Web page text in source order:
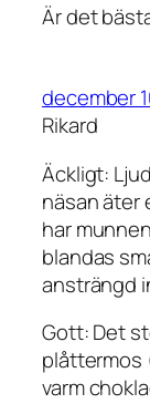
Är det
december
Rikard
Äckligt:
näsan äter
har
blandas
ansträngd
Gott: Det
plåttermos
varm